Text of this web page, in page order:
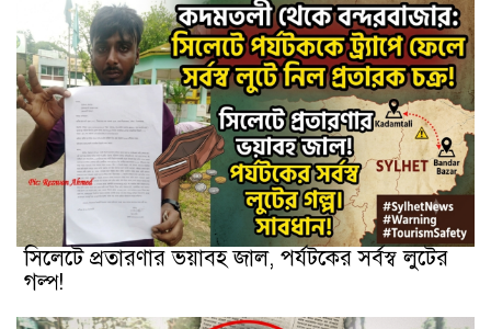
সিলেটে প্রতারণার ভয়াবহ জাল, পর্যটকের সর্বস্ব লুটের
গল্প!